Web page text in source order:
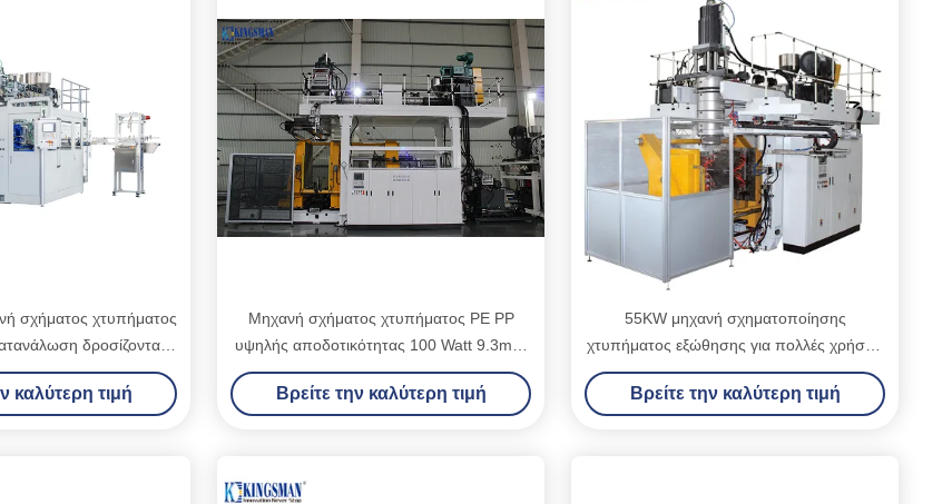
σχήματος χτυπήματος
δροσίζοντας
³ /h
καλύτερη τιμή
Μηχανή σχήματος χτυπήματος PE PP
υψηλής αποδοτικότητας 100 Watt 9.3m X
4.6m X 6m
Βρείτε την καλύτερη τιμή
55KW μηχανή σχηματοποίησης
χτυπήματος εξώθησης για πολλές χρήσεις
για τα πλαστικές παιχνίδια/τις μοτοσικλέτες
Βρείτε την καλύτερη τιμή